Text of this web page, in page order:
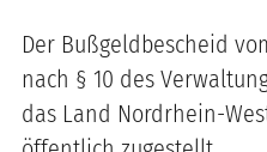
Der Bußgeldbescheid
nach § 10 des
das Land Nordrhein-